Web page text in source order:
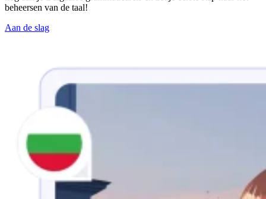
beheersen van de taal!
Aan de slag